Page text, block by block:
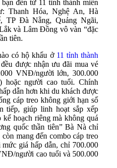
đến từ 11 tỉnh thành miền
Thanh Hóa, Nghệ An, Hà
TP Đà Nẵng, Quảng Ngãi,
và Lâm Đồng vô vàn “đặc
tiên.
có hộ khẩu ở 11 tỉnh thành
đều được nhận ưu đãi mua vé
VNĐ/người lớn, 300.000
hoặc người cao tuổi. Chính
dẫn hơn khi du khách được
cáp treo không giới hạn số
tiếp, giúp linh hoạt sắp xếp
hoạch riêng mà không quá
quốc thần tiên” Bà Nà chỉ
mang đến combo cáp treo
giá hấp dẫn, chỉ 700.000
người cao tuổi và 500.000